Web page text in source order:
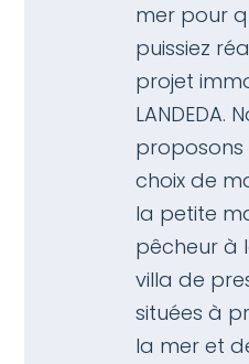
merpour
puissiez
projet
LANDEDA.
proposons
choix de
la petite
pêcheur à
villa de
situées à
la mer et